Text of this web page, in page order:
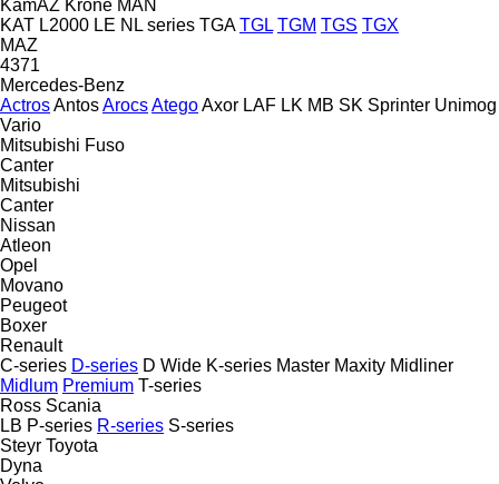
KamAZ Krone MAN
KAT L2000 LE NL series TGA TGL TGM TGS TGX
MAZ
4371
Mercedes-Benz
ActrosAntosArocsAtegoAxor LAF LK MB SK Sprinter Unimog
Vario
Mitsubishi Fuso
Canter
Mitsubishi
Canter
Nissan
Atleon
Opel
Movano
Peugeot
Boxer
Renault
C-series D-series D Wide K-series Master Maxity Midliner
Midlum Premium T-series
Ross Scania
LB P-series R-series S-series
Steyr Toyota
Dyna